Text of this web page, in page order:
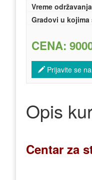
Pretraži kurseve
Vreme
Gradovi u
CENA:
Prijavite se
Opis
Centar za